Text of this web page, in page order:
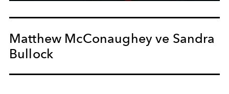
Matthew McConaughey ve Sandra
Bullock